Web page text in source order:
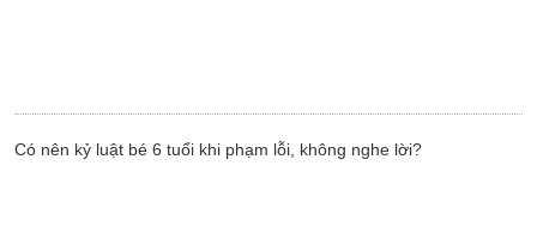
Có nên kỷ luật bé 6 tuổi khi phạm lỗi, không nghe lời?